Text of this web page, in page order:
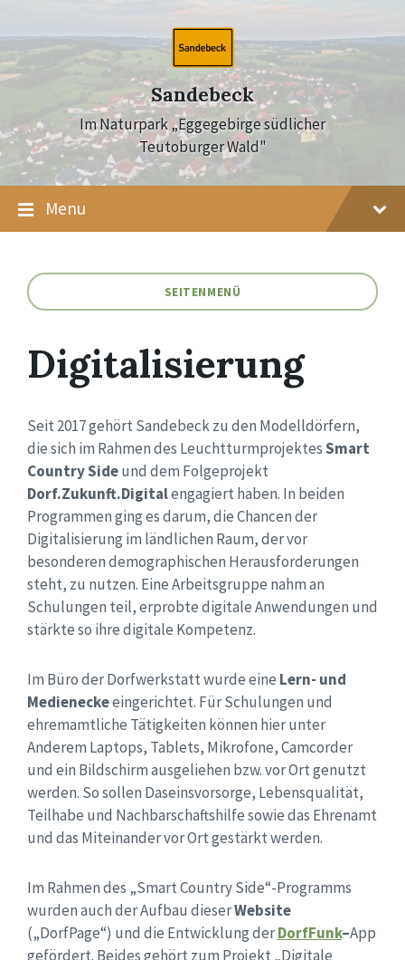
content
main
navigation
footer
Sandebeck
Im Naturpark „Eggegebirge südlicher
Teutoburger Wald"
Menu
SEITENMENÜ
Digitalisierung
Seit 2017 gehört Sandebeck zu den Modelldörfern,
die sich im Rahmen des LeuchtturmprojektesSmart
Country Sideund dem Folgeprojekt
Dorf.Zukunft.Digitalengagiert haben. In beiden
Programmen ging es darum, die Chancen der
Digitalisierung im ländlichen Raum, der vor
besonderen demographischen Herausforderungen
steht, zu nutzen. Eine Arbeitsgruppe nahm an
Schulungen teil, erprobte digitale Anwendungen und
stärkte so ihre digitale Kompetenz.
Im Büro der Dorfwerkstatt wurde eine Lern- und
Medieneckeeingerichtet. Für Schulungen und
ehremamtliche Tätigkeiten können hier unter
Anderem Laptops, Tablets, Mikrofone, Camcorder
und ein Bildschirm ausgeliehen bzw. vor Ort genutzt
werden. So sollen Daseinsvorsorge, Lebensqualität,
Teilhabe und Nachbarschaftshilfe sowie das Ehrenamt
und das Miteinander vor Ort gestärkt werden.
Im Rahmen des „Smart Country Side“-Programms
wurden auch der Aufbau dieserWebsite
(„DorfPage“) und die Entwicklung derDorfFunk–App
gefördert. Beides gehört zum Projekt „Digitale